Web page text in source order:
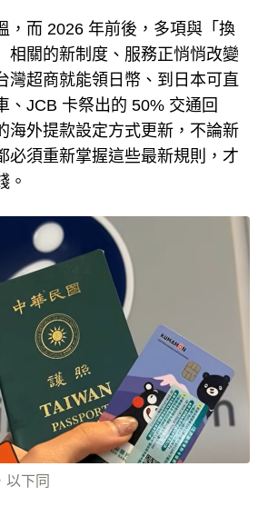
，而 2026 年前後，多項與「換
相關的新制度、服務正悄悄改變
灣超商就能領日幣、到日本可直
、JCB 卡祭出的 50% 交通回
海外提款設定方式更新，不論新
必須重新掌握這些最新規則，才
。
以下同